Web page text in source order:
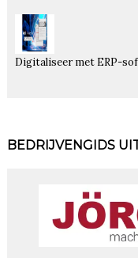
Digitaliseer met ERP-
BEDRIJVENGIDS